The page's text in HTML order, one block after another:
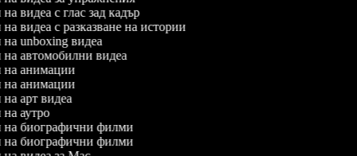
на видеа с глас зад кадър
на видеа с разказване на истории
на unboxing видеа
на автомобилни видеа
на анимации
на анимации
на арт видеа
на аутро
на биографични филми
на биографични филми